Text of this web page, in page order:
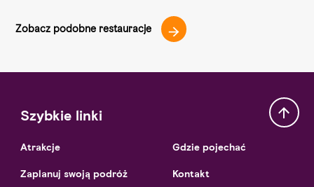
Zobacz podobne restauracje
Szybkie linki
Atrakcje
Zaplanuj swoją podróż
Gdzie pojechać
Kontakt